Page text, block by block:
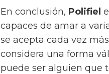
En conclusión, Polifiel
capaces de amar a
se acepta cada vez
considera una forma
puede ser alguien que